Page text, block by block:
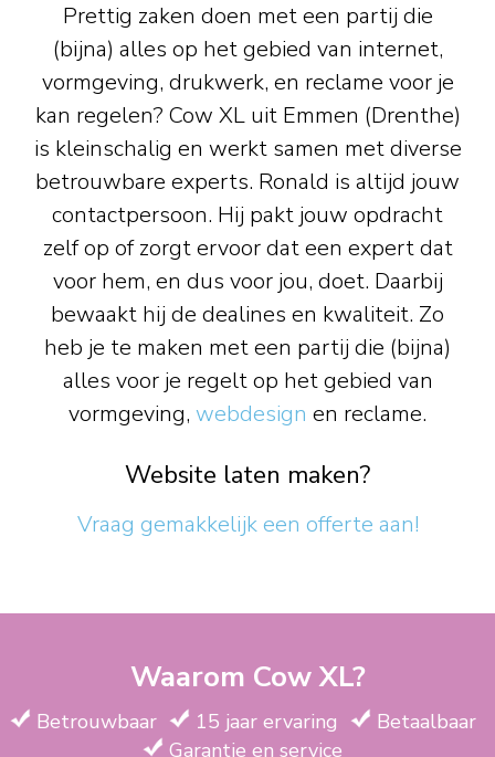
Prettig zaken doen met een partij die
(bijna) alles op het gebied van internet,
vormgeving, drukwerk, en reclame voor je
kan regelen? Cow XL uit Emmen (Drenthe)
is kleinschalig en werkt samen met diverse
betrouwbare experts. Ronald is altijd jouw
contactpersoon. Hij pakt jouw opdracht
zelf op of zorgt ervoor dat een expert dat
voor hem, en dus voor jou, doet. Daarbij
bewaakt hij de dealines en kwaliteit. Zo
heb je te maken met een partij die (bijna)
alles voor je regelt op het gebied van
vormgeving, webdesign en reclame.
Website laten maken?
Vraag gemakkelijk een offerte aan!
Waarom Cow XL?
Betrouwbaar 15 jaar ervaring
Betaalbaar
Garantie en service